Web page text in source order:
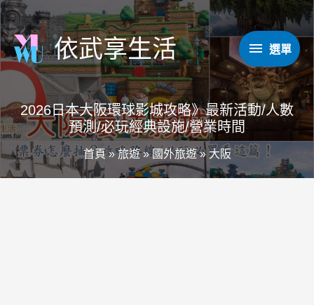
跳
至
主
要
容
依武享生活
選
單
選單
2026日本大阪環球影城攻略》最新活動/人數
預測/必玩經典設施/營業時間
首頁»旅遊»國外旅遊» 大阪